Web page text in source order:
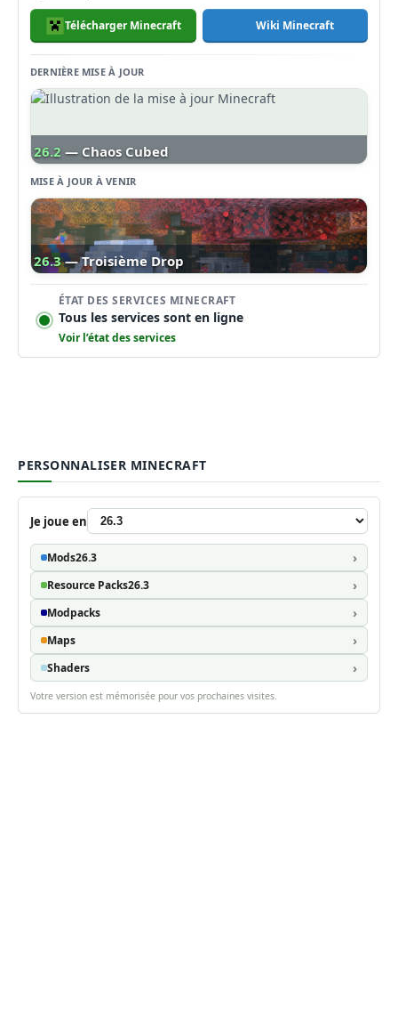
Télécharger Minecraft Wiki Minecraft
DERNIÈRE MISE À JOUR
26.2 — Chaos Cubed
MISE À JOUR À VENIR
26.3 — Troisième Drop
ÉTAT DES SERVICES MINECRAFT
Tous les services sont en ligne
Voir l’état des services
PERSONNALISER MINECRAFT
Je joue en
Mods26.3
Resource Packs26.3
Modpacks
Maps
Shaders
Votre version est mémorisée pour vos prochaines visites.